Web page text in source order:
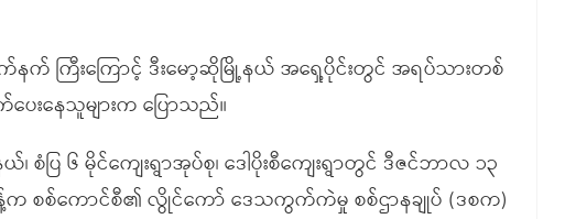
ြီးကြောင့် ဒီးမော့ဆိုမြို့နယ် အရှေ့ပိုင်းတွင် အရပ်သားတစ်
နေသူများက ပြောသည်။
စံပြ ၆ မိုင်ကျေးရွာအုပ်စု၊ ဒေါပိုးစီကျေးရွာတွင် ဒီဇင်ဘာလ ၁၃
န့်က စစ်ကောင်စီ၏ လွိုင်ကော် ဒေသကွက်ကဲမှု စစ်ဌာနချုပ် (ဒစက)